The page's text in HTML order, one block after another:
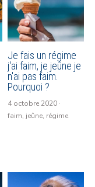
Je fais un régime
j'ai faim, je jeûne je
n'ai pas faim.
Pourquoi ?
4 octobre 2020·
faim, jeûne, régime